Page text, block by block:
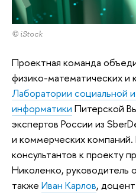
© iStock
Проектная команда
физико-математических и
Лаборатории социальной
информатики Питерской
экспертов России из
и коммерческих
консультантов к проекту
Николенко, руководитель
также Иван Карлов, доцент